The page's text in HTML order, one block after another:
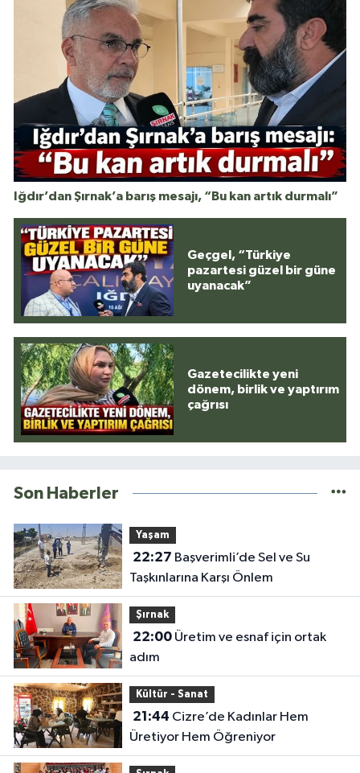
Iğdır’dan Şırnak’a barış mesajı, “Bu kan artık durmalı”
Geçgel, “Türkiye
pazartesi güzel bir güne
uyanacak”
Gazetecilikte yeni
dönem, birlik ve yaptırım
çağrısı
Son Haberler
Yaşam
22:27
Taşkınlarına Karşı Önlem
Şırnak
22:00Üretim ve esnaf için ortak
adım
Kültür - Sanat
21:44
Üretiyor Hem Öğreniyor